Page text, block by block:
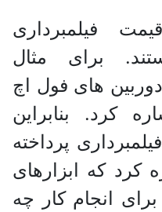
فیلمبرداری
برای مثال
های فول اچ
کرد. بنابراین
پرداخته
کرد که ابزار‌های
برای انجام کار چه